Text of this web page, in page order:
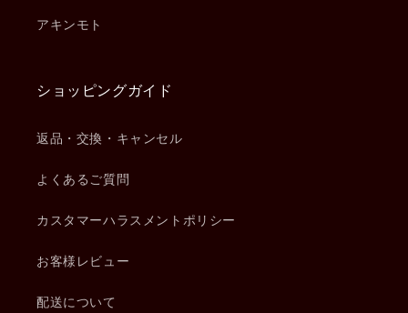
アキンモト
ショッピングガイド
返品・交換・キャンセル
よくあるご質問
カスタマーハラスメントポリシー
お客様レビュー
配送について